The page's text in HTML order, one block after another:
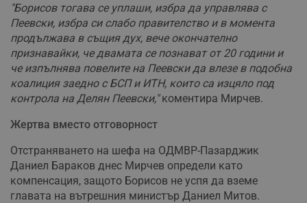
"Борисов тогава се уплаши, избра да управлява с
Пеевски, избра си слабо правителство и в момента
продължава в същия дух, вече окончателно
признавайки, че двамата се познават от 20 години и
че изпълнява повелите на Пеевски да влезе в подобна
коалиция заедно с БСП и ИТН, които са изцяло под
контрола на Делян Пеевски,"коментира Мирчев.
Жертва вместо отговорност
Отстраняването на шефа на ОДМВР-Пазарджик
Даниел Бараков днес Мирчев определи като
компенсация, защото Борисов не успя да вземе
главата на вътрешния министър Даниел Митов.